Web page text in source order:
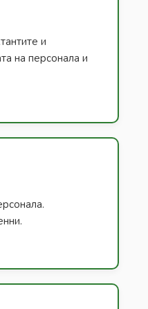
и
на персонала и